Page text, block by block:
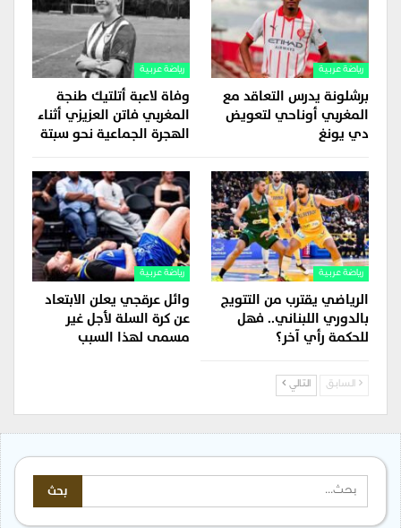
رياضة عربية
برشلونة يدرس التعاقد مع
المغربي أوناحي لتعويض
دي يونغ
رياضة عربية
وفاة لاعبة أتلتيك طنجة
المغربي فاتن العزيزي أثناء
الهجرة الجماعية نحو سبتة
رياضة عربية
الرياضي يقترب من التتويج
بالدوري اللبناني.. فهل
للحكمة رأي آخر؟
رياضة عربية
وائل عرقجي يعلن الابتعاد
عن كرة السلة لأجل غير
مسمى لهذا السبب
السابق التالي